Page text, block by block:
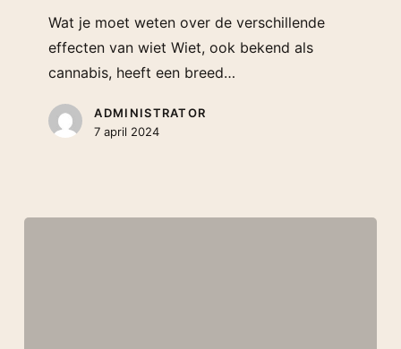
Wat je moet weten over de verschillende
effecten van wiet Wiet, ook bekend als
cannabis, heeft een breed…
ADMINISTRATOR
7 april 2024